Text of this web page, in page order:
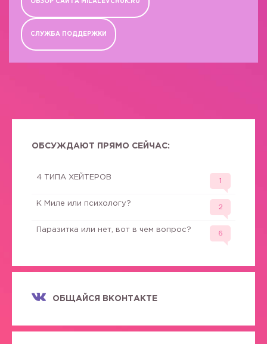
ОБЗОР САЙТА MILALEVCHUK.RU
СЛУЖБА ПОДДЕРЖКИ
ОБСУЖДАЮТ ПРЯМО СЕЙЧАС:
4 ТИПА ХЕЙТЕРОВ
1
К Миле или психологу?
2
Паразитка или нет, вот в чем вопрос?
6
ОБЩАЙСЯ ВКОНТАКТЕ